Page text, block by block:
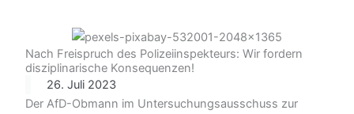
Nach Freispruch des Polizeiinspekteurs: Wir fordern
disziplinarische Konsequenzen!
26. Juli 2023
Der AfD-Obmann im Untersuchungsausschuss zur